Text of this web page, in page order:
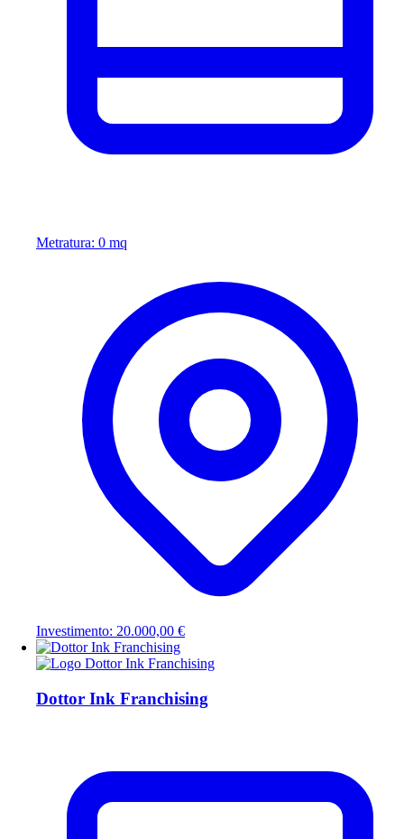
Metratura: 0 mq
Investimento: 20.000,00 €
Dottor Ink Franchising